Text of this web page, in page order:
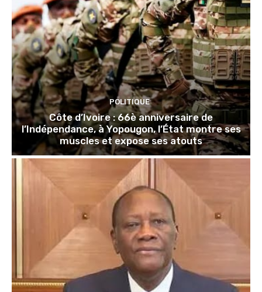
POLITIQUE
Côte d’Ivoire : 66è anniversaire de
l’Indépendance, à Yopougon, l’État montre ses
muscles et expose ses atouts